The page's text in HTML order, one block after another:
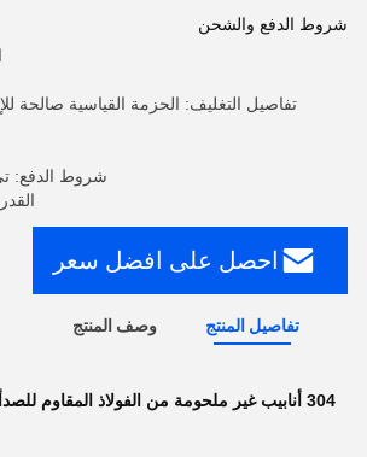
شروط الدفع والشحن
تفاصيل التغليف: الحزمة القياسية صالحة
شروط الدفع:
احصل على افضل سعر
تفاصيل المنتج وصف المنتج
304 أنابيب غير ملحومة من الفولاذ المقاوم